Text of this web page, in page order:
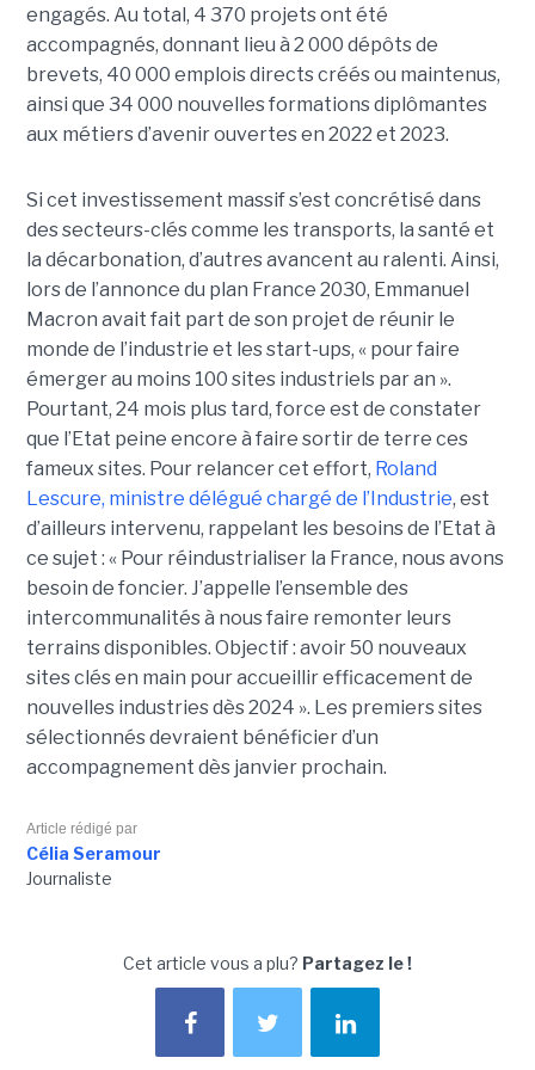
engagés. Au total, 4 370 projets ont été
accompagnés, donnant lieu à 2 000 dépôts de
brevets, 40 000 emplois directs créés ou maintenus,
ainsi que 34 000 nouvelles formations diplômantes
aux métiers d’avenir ouvertes en 2022 et 2023.
Si cet investissement massif s’est concrétisé dans
des secteurs-clés comme les transports, la santé et
la décarbonation, d’autres avancent au ralenti. Ainsi,
lors de l’annonce du plan France 2030, Emmanuel
Macron avait fait part de son projet de réunir le
monde de l’industrie et les start-ups, « pour faire
émerger au moins 100 sites industriels par an ».
Pourtant, 24 mois plus tard, force est de constater
que l’Etat peine encore à faire sortir de terre ces
fameux sites. Pour relancer cet effort, Roland
Lescure, ministre délégué chargé de l’Industrie, est
d’ailleurs intervenu, rappelant les besoins de l’Etat à
ce sujet : « Pour réindustrialiser la France, nous avons
besoin de foncier. J’appelle l’ensemble des
intercommunalités à nous faire remonter leurs
terrains disponibles. Objectif : avoir 50 nouveaux
sites clés en main pour accueillir efficacement de
nouvelles industries dès 2024 ». Les premiers sites
sélectionnés devraient bénéficier d’un
accompagnement dès janvier prochain.
Article rédigé par
Célia Seramour
Journaliste
Cet article vous a plu? Partagez le !